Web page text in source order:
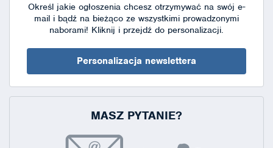
Określ jakie ogłoszenia chcesz otrzymywać na swój e-
mail i bądź na bieżąco ze wszystkimi prowadzonymi
naborami! Kliknij i przejdź do personalizacji.
Personalizacja newslettera
MASZ PYTANIE?